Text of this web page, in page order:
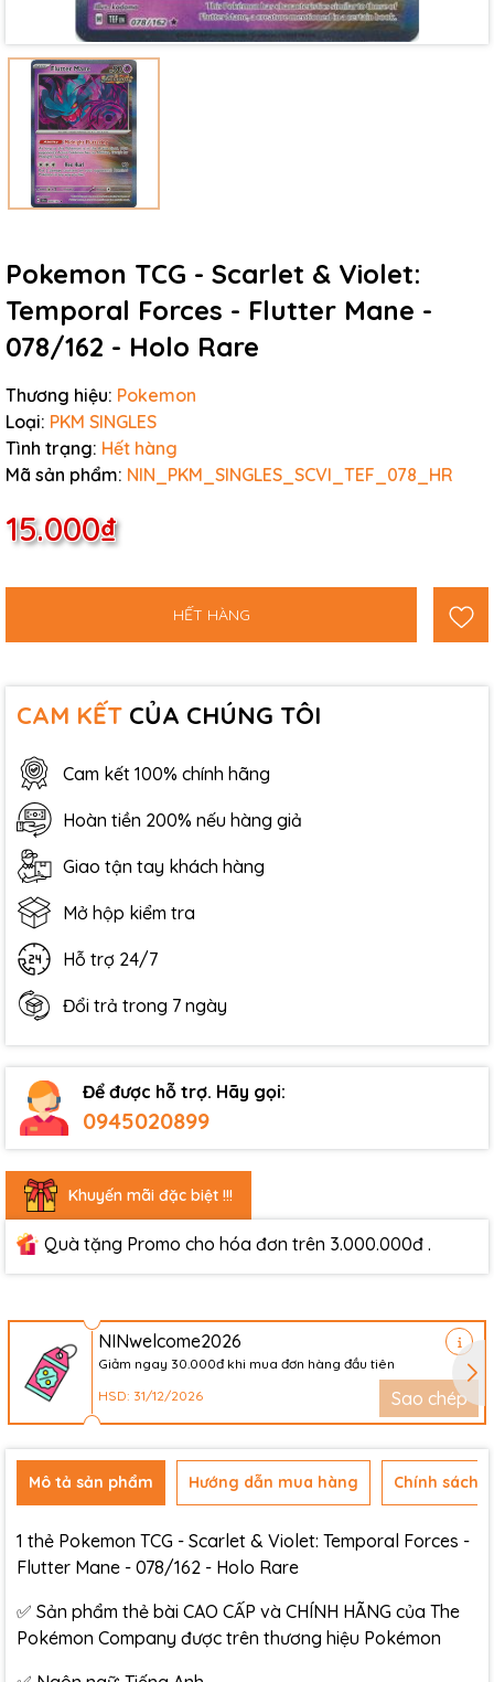
Pokemon TCG - Scarlet & Violet:
Temporal Forces - Flutter Mane -
078/162 - Holo Rare
Thương hiệu: Pokemon
Loại: PKM SINGLES
Tình trạng: Hết hàng
Mã sản phẩm: NIN_PKM_SINGLES_SCVI_TEF_078_HR
15.000₫
HẾT HÀNG
CAM KẾT CỦA CHÚNG TÔI
Cam kết 100% chính hãng
Hoàn tiền 200% nếu hàng giả
Giao tận tay khách hàng
Mở hộp kiểm tra
Hỗ trợ 24/7
Đổi trả trong 7 ngày
Để được hỗ trợ. Hãy gọi:
0945020899
Khuyến mãi đặc biệt !!!
Quà tặng Promo cho hóa đơn trên 3.000.000đ .
NINwelcome2026
Giảm ngay 30.000đ khi mua đơn hàng đầu tiên
HSD: 31/12/2026
Sao chép
Mô tả sản phẩm Hướng dẫn mua hàng Chính sách
1 thẻ Pokemon TCG - Scarlet & Violet: Temporal Forces -
Flutter Mane - 078/162 - Holo Rare
✅ Sản phẩm thẻ bài CAO CẤP và CHÍNH HÃNG của The
Pokémon Company được trên thương hiệu Pokémon